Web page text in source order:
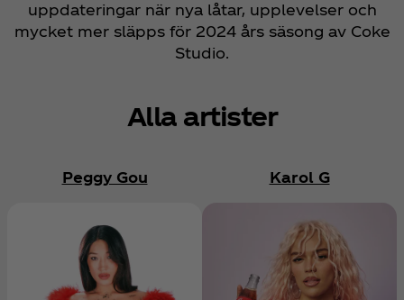
uppdateringar när nya låtar, upplevelser och
mycket mer släpps för 2024 års säsong av Coke
Studio.
Alla artister
Peggy Gou Karol G